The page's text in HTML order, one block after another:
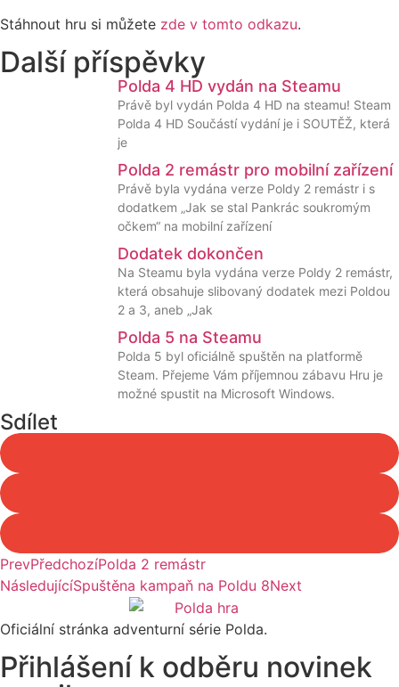
Stáhnout hru si můžete zde v tomto odkazu.
Další příspěvky
Polda 4 HD vydán na Steamu
Právě byl vydán Polda 4 HD na steamu! Steam
Polda 4 HD Součástí vydání je i SOUTĚŽ, která
je
Polda 2 remástr pro mobilní zařízení
Právě byla vydána verze Poldy 2 remástr i s
dodatkem „Jak se stal Pankrác soukromým
očkem“ na mobilní zařízení
Dodatek dokončen
Na Steamu byla vydána verze Poldy 2 remástr,
která obsahuje slibovaný dodatek mezi Poldou
2 a 3, aneb „Jak
Polda 5 na Steamu
Polda 5 byl oficiálně spuštěn na platformě
Steam. Přejeme Vám příjemnou zábavu Hru je
možné spustit na Microsoft Windows.
Sdílet
PrevPředchozíPolda 2 remástr
NásledujícíSpuštěna kampaň na Poldu 8Next
Oficiální stránka adventurní série Polda.
Přihlášení k odběru novinek